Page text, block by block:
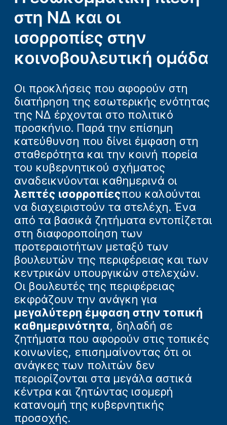
στη ΝΔ και οι
ισορροπίες στην
κοινοβουλευτική ομάδα
Οι προκλήσεις που αφορούν στη
διατήρηση της εσωτερικής ενότητας
της ΝΔ έρχονται στο πολιτικό
προσκήνιο. Παρά την επίσημη
κατεύθυνση που δίνει έμφαση στη
σταθερότητα και την κοινή πορεία
του κυβερνητικού σχήματος
αναδεικνύονται καθημερινά οι
λεπτές ισορροπίεςπου καλούνται
να διαχειριστούν τα στελέχη. Ένα
από τα βασικά ζητήματα εντοπίζεται
στη διαφοροποίηση των
προτεραιοτήτων μεταξύ των
βουλευτών της περιφέρειας και των
κεντρικών υπουργικών στελεχών.
Οι βουλευτές της περιφέρειας
εκφράζουν την ανάγκη για
μεγαλύτερη έμφαση στην τοπική
καθημερινότητα, δηλαδή σε
ζητήματα που αφορούν στις τοπικές
κοινωνίες, επισημαίνοντας ότι οι
ανάγκες των πολιτών δεν
περιορίζονται στα μεγάλα αστικά
κέντρα και ζητώντας ισομερή
κατανομή της κυβερνητικής
προσοχής.